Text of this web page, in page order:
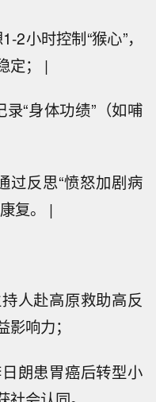
2小时控制“猴心”，
定； |
“身体功绩”（如哺
过反思“愤怒加剧病
复。 |
人赴高原救助高反
响力；
朗患胃癌后转型小